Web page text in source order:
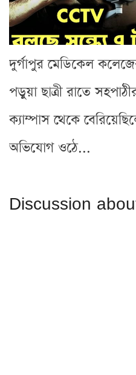
দুর্গাপুর মেডিকেল কলেজের
পড়ুয়া ছাত্রী রাতে
ক্যাম্পাস থেকে
অভিযোগ ওঠে...
Discussion